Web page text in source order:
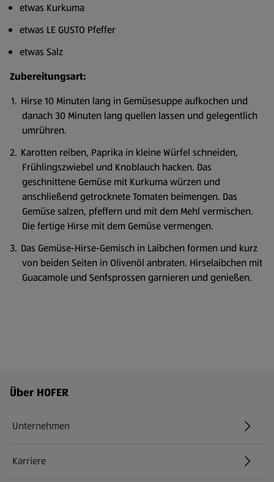
etwas Kurkuma
etwas LE GUSTO Pfeffer
etwas Salz
Zubereitungsart:
Hirse 10 Minuten lang in Gemüsesuppe aufkochen und
danach 30 Minuten lang quellen lassen und gelegentlich
umrühren.
Karotten reiben, Paprika in kleine Würfel schneiden,
Frühlingszwiebel und Knoblauch hacken. Das
geschnittene Gemüse mit Kurkuma würzen und
anschließend getrocknete Tomaten beimengen. Das
Gemüse salzen, pfeffern und mit dem Mehl vermischen.
Die fertige Hirse mit dem Gemüse vermengen.
Das Gemüse-Hirse-Gemisch in Laibchen formen und kurz
von beiden Seiten in Olivenöl anbraten. Hirselaibchen mit
Guacamole und Senfsprossen garnieren und genießen.
Fußzeilenmenü - weitere Links
Über HOFER
Unternehmen
Karriere
(öffnet in einem neuen Tab)